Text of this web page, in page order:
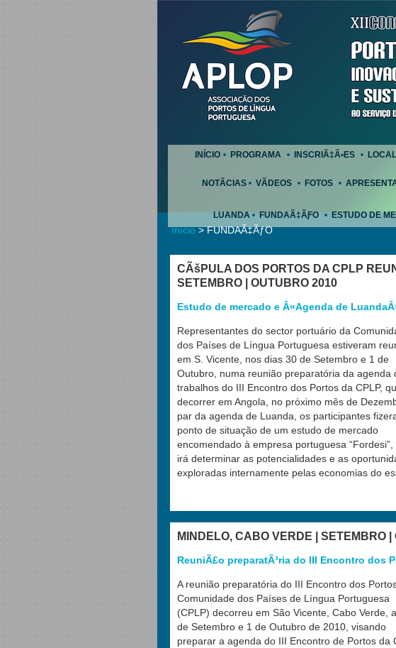
INÍCIO PROGRAMA INSCRIÃ‡Ã•ES
NOTÃCIAS
VÃDEOS FOTOS
LUANDA
FUNDAÃ‡ÃƑO ESTUDO DE
Início> FUNDAÃ‡ÃƒO
CÃšPULA DOS PORTOS DA CPLP
SETEMBRO | OUTUBRO 2010
Estudo de mercado e Â«Agenda de
Representantes do sector portuário da
dos Países de Língua Portuguesa estiveram
em S. Vicente, nos dias 30 de Setembro e 1 de
Outubro, numa reunião preparatória da agenda
trabalhos do III Encontro dos Portos da CPLP,
decorrer em Angola, no próximo mês de
par da agenda de Luanda, os participantes
ponto de situação de um estudo de mercado
encomendado à empresa portuguesa “Fordesi”,
irá determinar as potencialidades e as
exploradas internamente pelas economias do
MINDELO, CABO VERDE | SETEMBRO
ReuniÃ£o preparatÃ³ria do III Encontro dos
A reunião preparatória do III Encontro dos
Comunidade dos Países de Língua Portuguesa
(CPLP) decorreu em São Vicente, Cabo Verde,
de Setembro e 1 de Outubro de 2010, visando
preparar a agenda do III Encontro de Portos da